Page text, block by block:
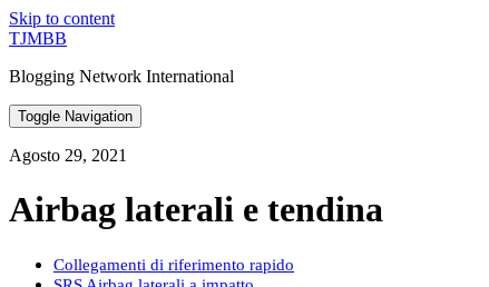
Skip to content
TJMBB
Blogging Network International
Toggle Navigation
Agosto 29, 2021
Airbag laterali e tendina
Collegamenti di riferimento rapido